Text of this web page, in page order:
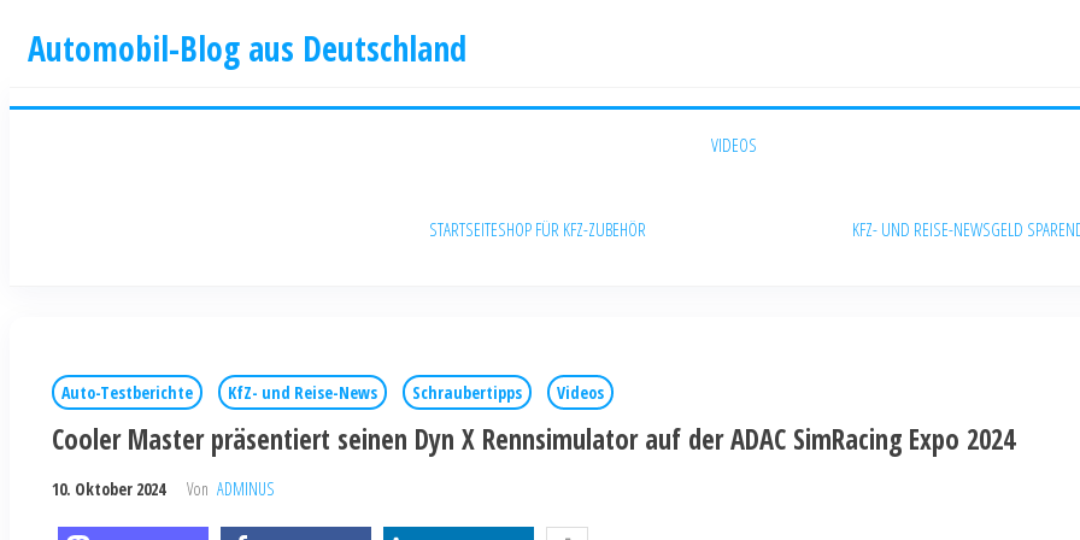
Automobil-Blog aus Deutschland
STARTSEITESHOP FÜR KFZ-ZUBEHÖR
VIDEOS
KFZ- UND REISE-NEWSGELD SPAREN
Auto-Testberichte KfZ- und Reise-News Schraubertipps Videos
Cooler Master präsentiert seinen Dyn X Rennsimulator auf der ADAC SimRacing Expo 2024
10. Oktober 2024 Von ADMINUS